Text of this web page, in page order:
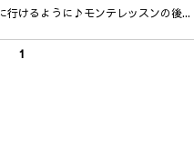
けるように♪モンテレッスンの後...
1